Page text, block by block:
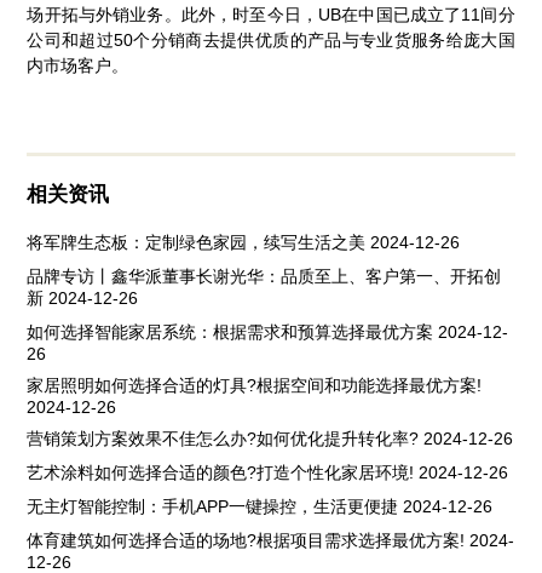
场开拓与外销业务。此外，时至今日，UB在中国已成立了11间分
公司和超过50个分销商去提供优质的产品与专业货服务给庞大国
内市场客户。
相关资讯
将军牌生态板：定制绿色家园，续写生活之美 2024-12-26
品牌专访丨鑫华派董事长谢光华：品质至上、客户第一、开拓创
新 2024-12-26
如何选择智能家居系统：根据需求和预算选择最优方案 2024-12-
26
家居照明如何选择合适的灯具?根据空间和功能选择最优方案!
2024-12-26
营销策划方案效果不佳怎么办?如何优化提升转化率? 2024-12-26
艺术涂料如何选择合适的颜色?打造个性化家居环境! 2024-12-26
无主灯智能控制：手机APP一键操控，生活更便捷 2024-12-26
体育建筑如何选择合适的场地?根据项目需求选择最优方案! 2024-
12-26